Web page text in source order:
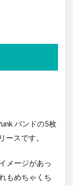
バンドの5枚
ースです。
メージがあっ
もめちゃくち